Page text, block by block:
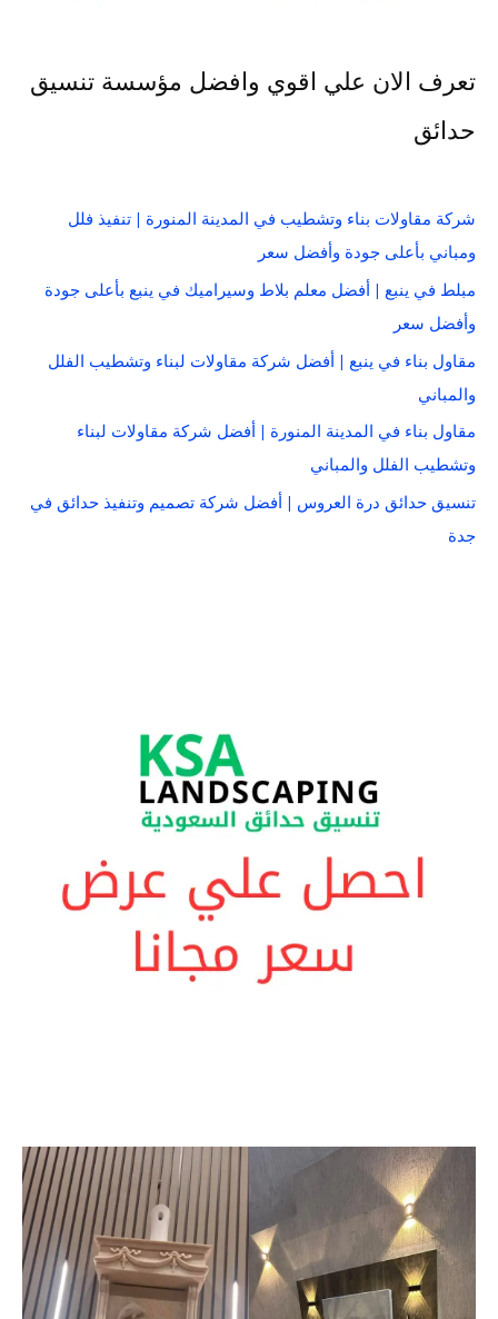
تعرف الان علي اقوي وافضل مؤسسة تنسيق
حدائق
شركة مقاولات بناء وتشطيب في المدينة المنورة | تنفيذ فلل
ومباني بأعلى جودة وأفضل سعر
مبلط في ينبع | أفضل معلم بلاط وسيراميك في ينبع بأعلى جودة
وأفضل سعر
مقاول بناء في ينبع | أفضل شركة مقاولات لبناء وتشطيب الفلل
والمباني
مقاول بناء في المدينة المنورة | أفضل شركة مقاولات لبناء
وتشطيب الفلل والمباني
تنسيق حدائق درة العروس | أفضل شركة تصميم وتنفيذ حدائق في
جدة